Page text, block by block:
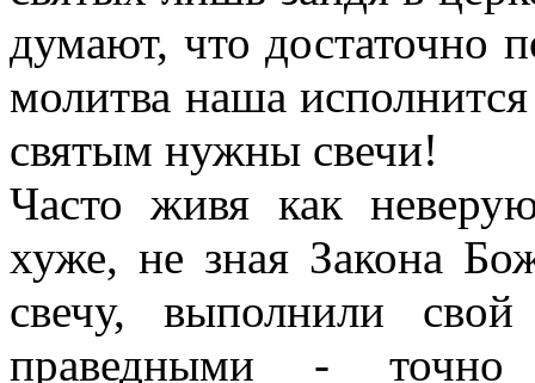
думают, что достаточно
молитва наша
святым нужны свечи!
Часто живя как
хуже, не зная Закона
свечу, выполнили
праведными -